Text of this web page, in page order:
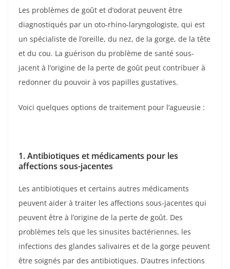
Les problèmes de goût et d’odorat peuvent être
diagnostiqués par un oto-rhino-laryngologiste, qui est
un spécialiste de l’oreille, du nez, de la gorge, de la tête
et du cou. La guérison du problème de santé sous-
jacent à l’origine de la perte de goût peut contribuer à
redonner du pouvoir à vos papilles gustatives.
Voici quelques options de traitement pour l’agueusie :
1. Antibiotiques et médicaments pour les
affections sous-jacentes
Les antibiotiques et certains autres médicaments
peuvent aider à traiter les affections sous-jacentes qui
peuvent être à l’origine de la perte de goût. Des
problèmes tels que les sinusites bactériennes, les
infections des glandes salivaires et de la gorge peuvent
être soignés par des antibiotiques. D’autres infections